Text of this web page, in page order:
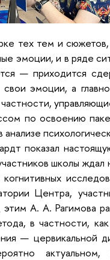
тех тем и
эмоции, и в ряде
— приходится
эмоции, а
по освоению
показал
школы ждал
Центра,
А. А. Рагимова
в частности,
— цервикальной
актуальном,